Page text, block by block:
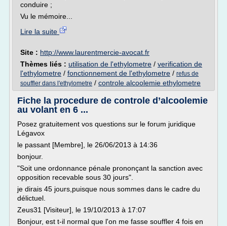
conduire ;
Vu le mémoire...
Lire la suite
Site : http://www.laurentmercie-avocat.fr
Thèmes liés : utilisation de l'ethylometre / verification de
l'ethylometre / fonctionnement de l'ethylometre / refus de
souffler dans l'ethylometre / controle alcoolemie ethylometre
Fiche la procedure de controle d’alcoolemie
au volant en 6 ...
Posez gratuitement vos questions sur le forum juridique
Légavox
le passant [Membre], le 26/06/2013 à 14:36
bonjour.
"Soit une ordonnance pénale prononçant la sanction avec
opposition recevable sous 30 jours".
je dirais 45 jours,puisque nous sommes dans le cadre du
délictuel.
Zeus31 [Visiteur], le 19/10/2013 à 17:07
Bonjour, est t-il normal que l'on me fasse souffler 4 fois en